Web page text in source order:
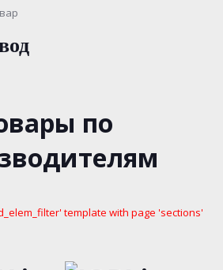
по
template with page 'sections'